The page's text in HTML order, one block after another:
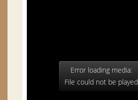
Error loading media:
File could not be played